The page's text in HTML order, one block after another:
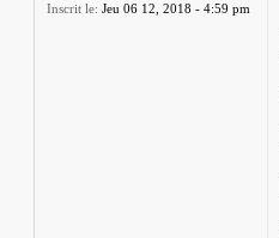
Inscrit le: Jeu 06 12, 2018 - 4:59 pm